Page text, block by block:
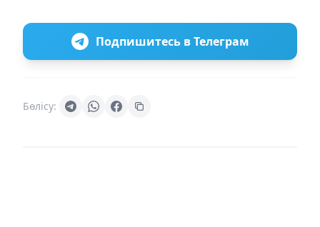
Подпишитесь в Телеграм
Бөлісу: